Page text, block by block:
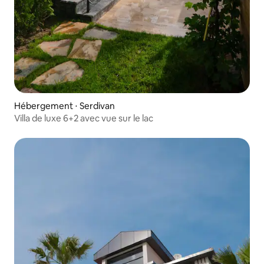
Hébergement ⋅ Serdivan
Villa de luxe 6+2 avec vue sur le lac